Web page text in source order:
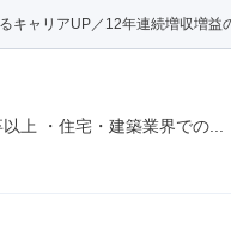
キャリアUP／12年連続増収増益
上 ・住宅・建築業界での...